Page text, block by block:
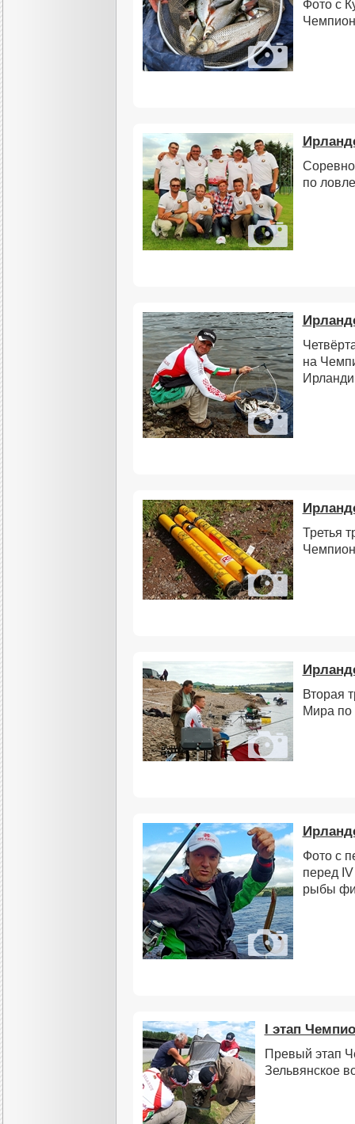
Фото с
по
на
Третья
Вторая
Мира по
Фото с
перед
рыбы
I этап
Превый этап
Зельвянское